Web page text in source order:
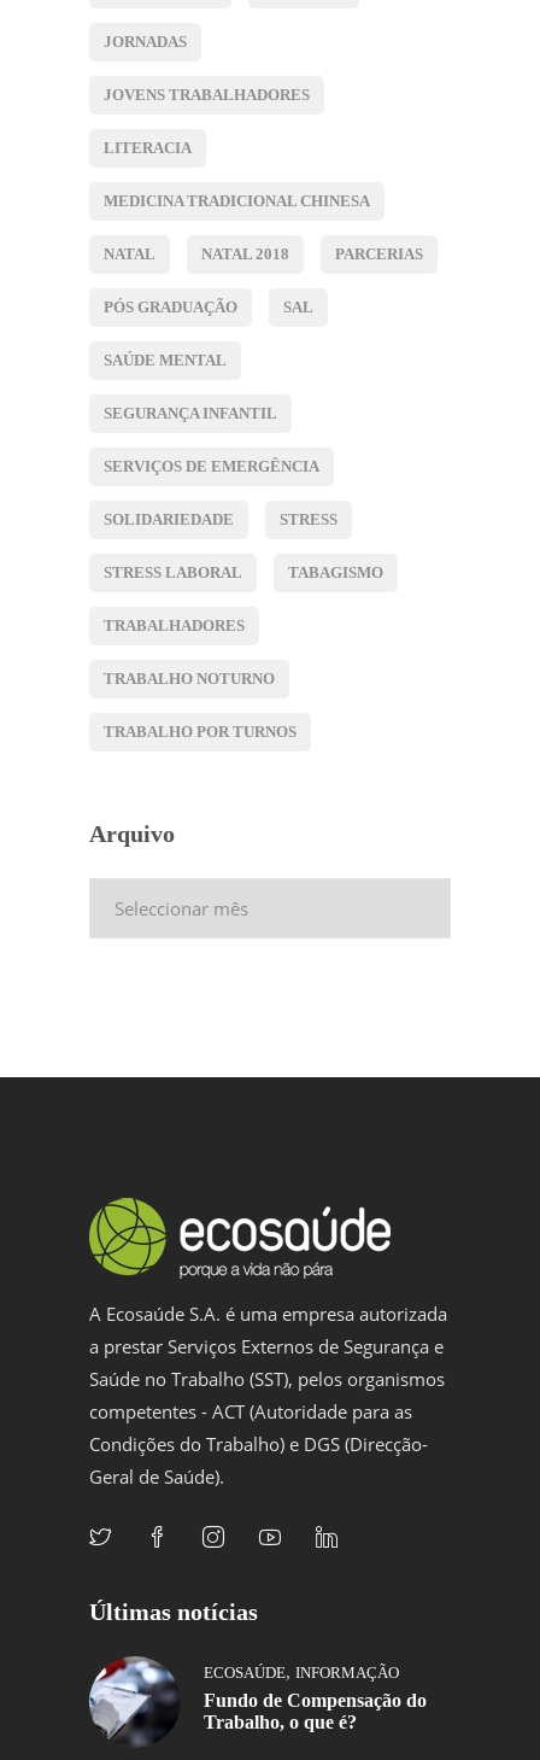
JORNADAS
JOVENS TRABALHADORES
LITERACIA
MEDICINA TRADICIONAL CHINESA
NATAL NATAL 2018 PARCERIAS
PÓS GRADUAÇÃO SAL
SAÚDE MENTAL
SEGURANÇA INFANTIL
SERVIÇOS DE EMERGÊNCIA
SOLIDARIEDADE STRESS
STRESS LABORAL TABAGISMO
TRABALHADORES
TRABALHO NOTURNO
TRABALHO POR TURNOS
Arquivo
A Ecosaúde S.A. é uma empresa autorizada
a prestar Serviços Externos de Segurança e
Saúde no Trabalho (SST), pelos organismos
competentes - ACT (Autoridade para as
Condições do Trabalho) e DGS (Direcção-
Geral de Saúde).
Últimas notícias
ECOSAÚDE, INFORMAÇÃO
Fundo de Compensação do
Trabalho, o que é?